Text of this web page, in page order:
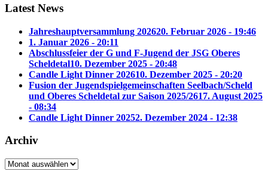
Latest News
Jahreshauptversammlung 202620. Februar 2026 - 19:46
1. Januar 2026 - 20:11
Abschlussfeier der G und F-Jugend der JSG Oberes
Scheldetal10. Dezember 2025 - 20:48
Candle Light Dinner 202610. Dezember 2025 - 20:20
Fusion der Jugendspielgemeinschaften Seelbach/Scheld
und Oberes Scheldetal zur Saison 2025/2617. August 2025
- 08:34
Candle Light Dinner 20252. Dezember 2024 - 12:38
Archiv
Archiv